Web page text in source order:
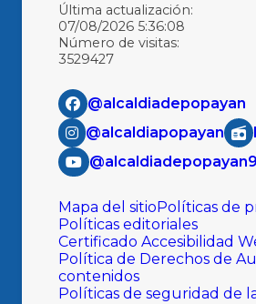
Última actualización:
07/08/2026 5:36:08
Número de visitas:
3529427
@alcaldiadepopayan
@alcaldiapopayan
Mapa del sitioPolíticas de
Políticas editoriales
Certificado Accesibilidad
Política de Derechos de
contenidos
Políticas de seguridad de